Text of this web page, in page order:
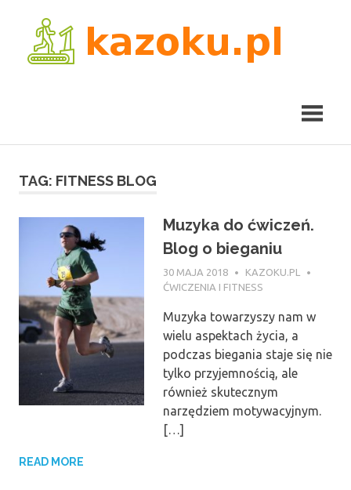
content
TAG: FITNESS BLOG
Muzyka do ćwiczeń.
Blog o bieganiu
30 MAJA 2018
KAZOKU.PL
ĆWICZENIA I FITNESS
Muzyka towarzyszy nam w
wielu aspektach życia, a
podczas biegania staje się nie
tylko przyjemnością, ale
również skutecznym
narzędziem motywacyjnym.
[…]
READ MORE